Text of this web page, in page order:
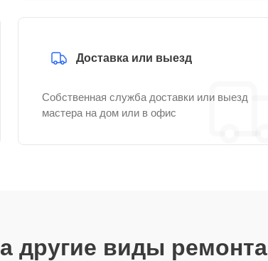
Доставка или выезд
Собственная служба доставки или выезд
мастера на дом или в офис
другие виды ремонта